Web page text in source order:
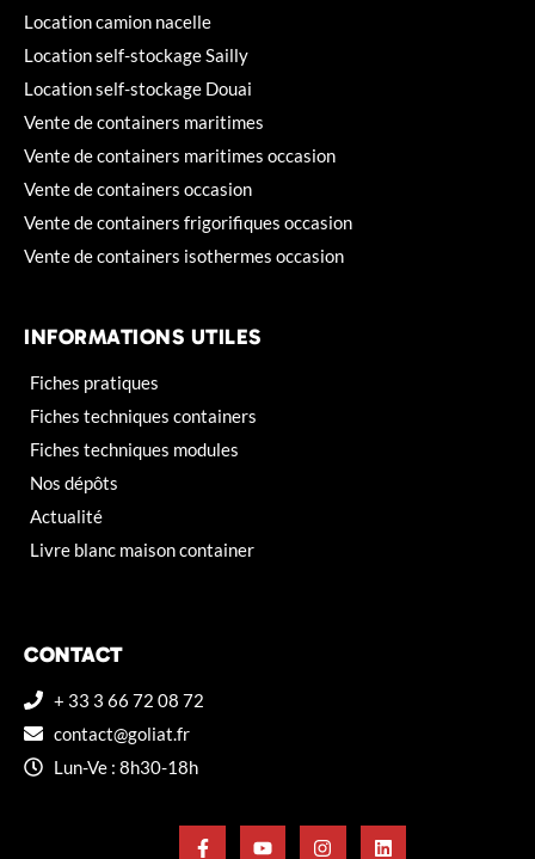
Location camion nacelle
Location self-stockage Sailly
Location self-stockage Douai
Vente de containers maritimes
Vente de containers maritimes occasion
Vente de containers occasion
Vente de containers frigorifiques occasion
Vente de containers isothermes occasion
INFORMATIONS UTILES
Fiches pratiques
Fiches techniques containers
Fiches techniques modules
Nos dépôts
Actualité
Livre blanc maison container
CONTACT
+ 33 3 66 72 08 72
contact@goliat.fr
Lun-Ve : 8h30-18h